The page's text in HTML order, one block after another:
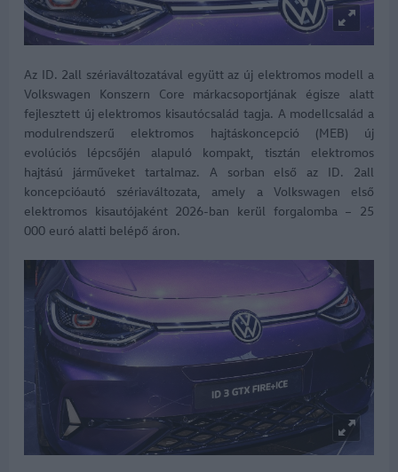
Az ID. 2all szériaváltozatával együtt az új elektromos modell a
Volkswagen Konszern Core márkacsoportjának égisze alatt
fejlesztett új elektromos kisautócsalád tagja. A modellcsalád a
modulrendszerű elektromos hajtáskoncepció (MEB) új
evolúciós lépcsőjén alapuló kompakt, tisztán elektromos
hajtású járműveket tartalmaz. A sorban első az ID. 2all
koncepcióautó szériaváltozata, amely a Volkswagen első
elektromos kisautójaként 2026-ban kerül forgalomba – 25
000 euró alatti belépő áron.